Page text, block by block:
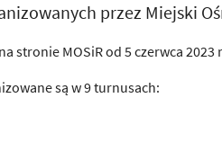
przez Miejski
stronie MOSiR od 5 czerwca 2023
są w 9 turnusach: